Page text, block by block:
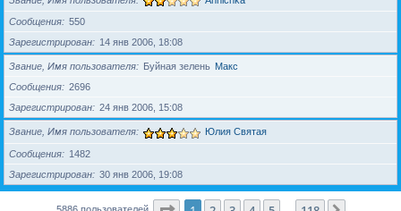
Сообщения
550
Зарегистрирован
14 янв 2006, 18:08
Звание, Имя пользователя Буйная зелень Макс
Сообщения
2696
Зарегистрирован
24 янв 2006, 15:08
Звание, Имя пользователя Юлия Святая
Сообщения
1482
Зарегистрирован
30 янв 2006, 19:08
5886 пользователей